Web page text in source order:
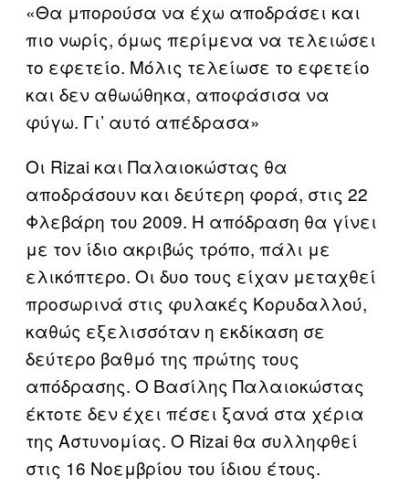
«Θα μπορούσα να έχω αποδράσει και
πιο νωρίς, όμως περίμενα να τελειώσει
το εφετείο. Μόλις τελείωσε το εφετείο
και δεν αθωώθηκα, αποφάσισα να
φύγω. Γι’ αυτό απέδρασα»
Οι Rizai και Παλαιοκώστας θα
αποδράσουν και δεύτερη φορά, στις 22
Φλεβάρη του 2009. Η απόδραση θα γίνει
με τον ίδιο ακριβώς τρόπο, πάλι με
ελικόπτερο. Οι δυο τους είχαν μεταχθεί
προσωρινά στις φυλακές Κορυδαλλού,
καθώς εξελισσόταν η εκδίκαση σε
δεύτερο βαθμό της πρώτης τους
απόδρασης. Ο Βασίλης Παλαιοκώστας
έκτοτε δεν έχει πέσει ξανά στα χέρια
της Αστυνομίας. Ο Rizai θα συλληφθεί
στις 16 Νοεμβρίου του ίδιου έτους.